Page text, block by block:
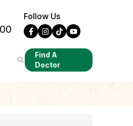
Follow Us
Find A
Doctor